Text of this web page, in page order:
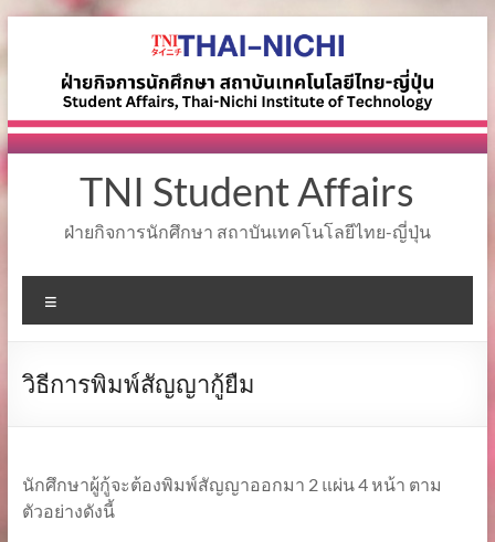
content
TNI Student Affairs
ฝ่ายกิจการนักศึกษา สถาบันเทคโนโลยีไทย-ญี่ปุ่น
วิธีการพิมพ์สัญญากู้ยืม
นักศึกษาผู้กู้จะต้องพิมพ์สัญญาออกมา 2 แผ่น 4 หน้า ตาม
ตัวอย่างดังนี้